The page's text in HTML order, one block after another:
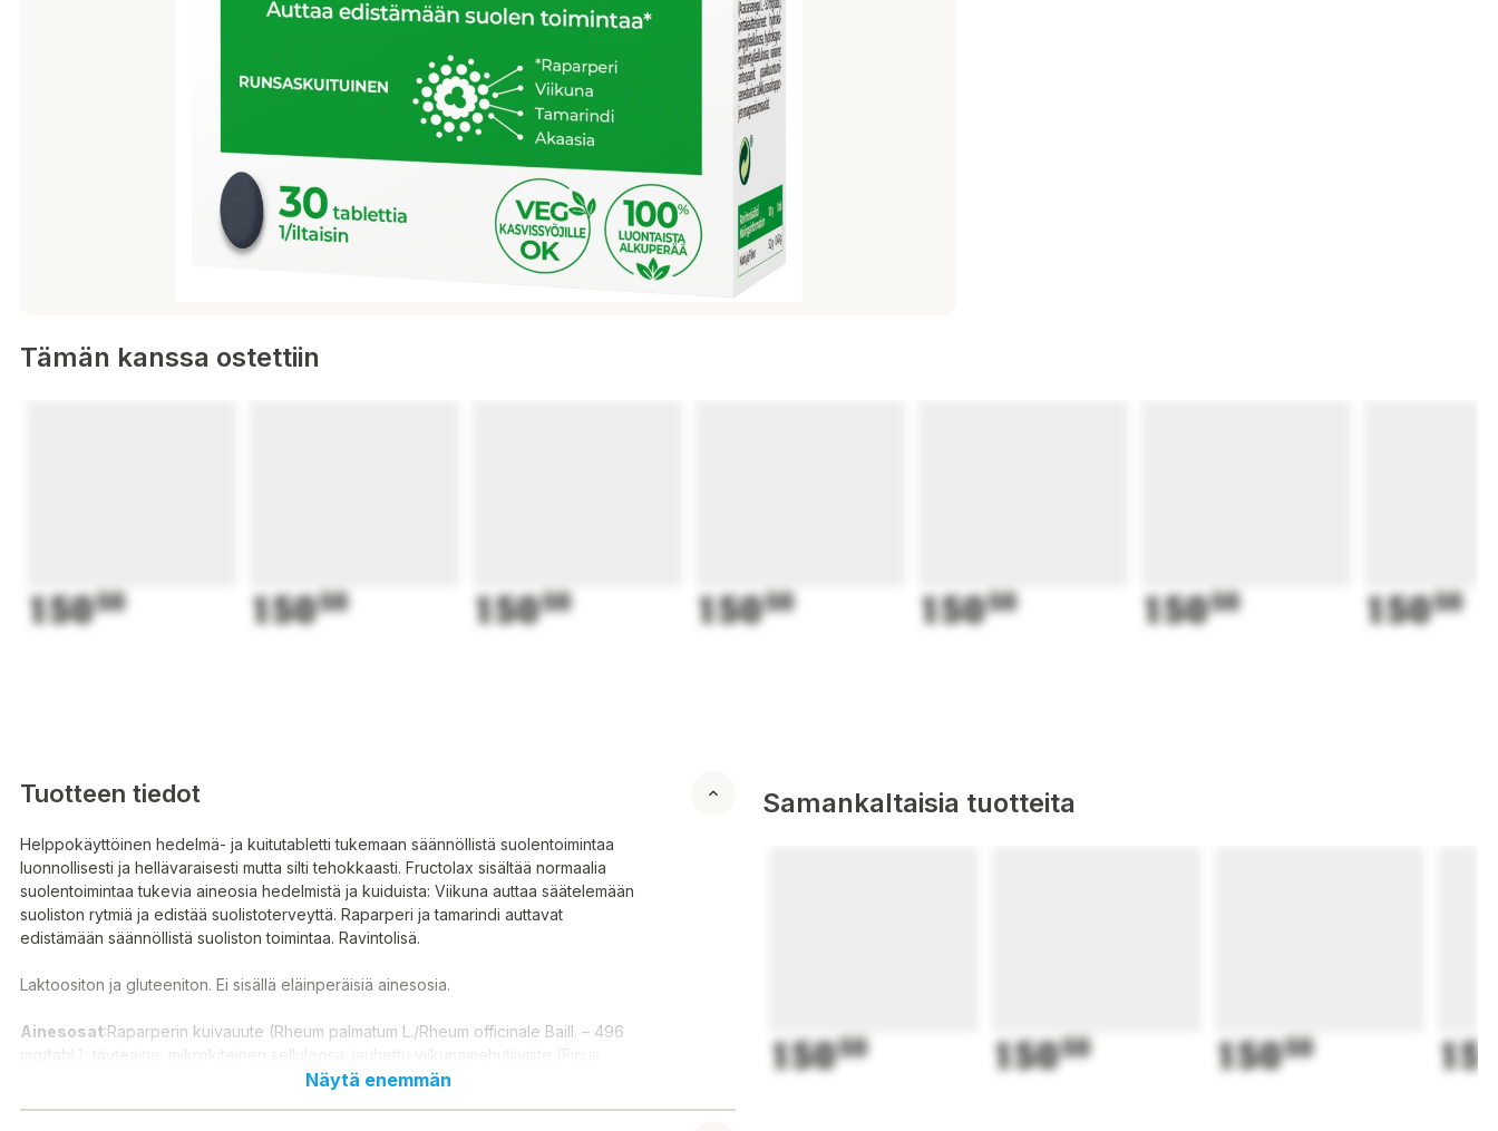
Tämän kanssa ostettiin
15050 15050 15050 15050 15050 15050 15050
Tuotteen tiedot
Helppokäyttöinen hedelmä- ja kuitutabletti tukemaan säännöllistä suolentoimintaa
luonnollisesti ja hellävaraisesti mutta silti tehokkaasti. Fructolax sisältää normaalia
suolentoimintaa tukevia aineosia hedelmistä ja kuiduista: Viikuna auttaa säätelemään
suoliston rytmiä ja edistää suolistoterveyttä. Raparperi ja tamarindi auttavat
edistämään säännöllistä suoliston toimintaa. Ravintolisä.
Laktoositon ja gluteeniton. Ei sisällä eläinperäisiä ainesosia.
Ainesosat:Raparperin kuivauute (Rheum palmatum L./Rheum officinale Baill. – 496
mg/tabl.); täyteaine: mikrokiteinen selluloosa; jauhettu viikunamehutiiviste (Ficus
carica L. – 80 mg tabl.); tamarindin kuivauute (Tamarindus indica L. – 50 mg /tabl.);
Näytä enemmän
Samankaltaisia tuotteita
15050 15050 15050